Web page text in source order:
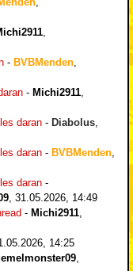
- BVBMenden
- Michi2911
daran - Diabolus
daran - BVBMenden
daran -
31.05.2026, 14:49
- Michi2911
14:25